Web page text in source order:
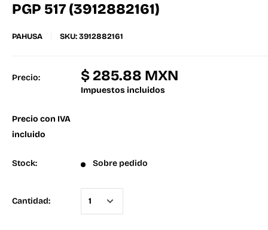
PGP 517 (3912882161)
PAHUSA SKU:3912882161
Precio: $ 285.88 MXN
Impuestos incluidos
Precio con IVA
incluido
Stock: Sobre pedido
Cantidad: